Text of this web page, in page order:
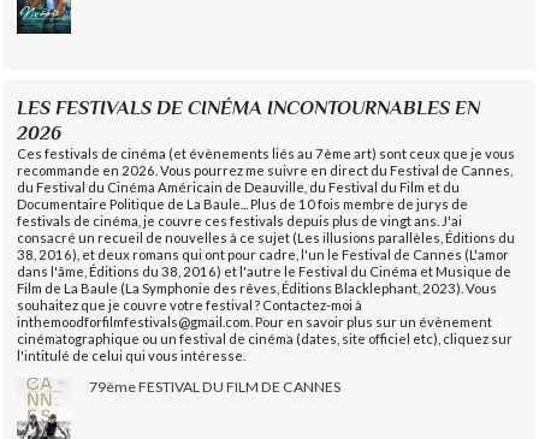
LES FESTIVALS DE CINÉMA INCONTOURNABLES EN
2026
Ces festivals de cinéma (et évènements liés au 7ème art) sont ceux que je vous
recommande en 2026. Vous pourrez me suivre en direct du Festival de Cannes,
du Festival du Cinéma Américain de Deauville, du Festival du Film et du
Documentaire Politique de La Baule... Plus de 10 fois membre de jurys de
festivals de cinéma, je couvre ces festivals depuis plus de vingt ans. J'ai
consacré un recueil de nouvelles à ce sujet (Les illusions parallèles, Éditions du
38, 2016), et deux romans qui ont pour cadre, l'un le Festival de Cannes (L'amor
dans l'âme, Éditions du 38, 2016) et l'autre le Festival du Cinéma et Musique de
Film de La Baule (La Symphonie des rêves, Éditions Blacklephant, 2023). Vous
souhaitez que je couvre votre festival ? Contactez-moi à
inthemoodforfilmfestivals@gmail.com. Pour en savoir plus sur un évènement
cinématographique ou un festival de cinéma (dates, site officiel etc), cliquez sur
l'intitulé de celui qui vous intéresse.
79ème FESTIVAL DU FILM DE CANNES